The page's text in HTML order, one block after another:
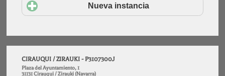
Nueva instancia
CIRAUQUI / ZIRAUKI - P3107300J
Plaza del Ayuntamiento, 1
31131 Cirauqui / Zirauki (Navarra)